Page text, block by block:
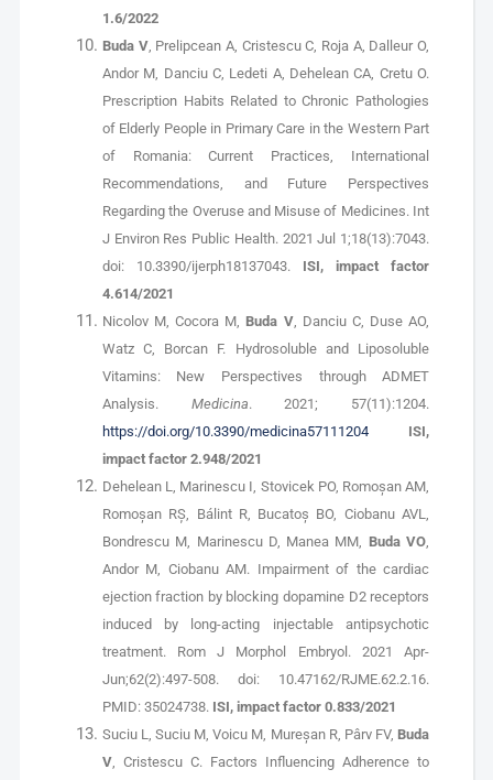
1.6/2022
Buda V, Prelipcean A, Cristescu C, Roja A, Dalleur O,
Andor M, Danciu C, Ledeti A, Dehelean CA, Cretu O.
Prescription Habits Related to Chronic Pathologies
of Elderly People in Primary Care in the Western Part
of Romania: Current Practices, International
Recommendations, and Future Perspectives
Regarding the Overuse and Misuse of Medicines. Int
J Environ Res Public Health. 2021 Jul 1;18(13):7043.
doi: 10.3390/ijerph18137043. ISI, impact factor
4.614/2021
Nicolov M, Cocora M, Buda V, Danciu C, Duse AO,
Watz C, Borcan F. Hydrosoluble and Liposoluble
Vitamins: New Perspectives through ADMET
Analysis. Medicina. 2021; 57(11):1204.
https://doi.org/10.3390/medicina57111204
ISI,
impact factor 2.948/2021
Dehelean L, Marinescu I, Stovicek PO, Romoşan AM,
Romoşan RŞ, Bálint R, Bucatoş BO, Ciobanu AVL,
Bondrescu M, Marinescu D, Manea MM, Buda VO,
Andor M, Ciobanu AM. Impairment of the cardiac
ejection fraction by blocking dopamine D2 receptors
induced by long-acting injectable antipsychotic
treatment. Rom J Morphol Embryol. 2021 Apr-
Jun;62(2):497-508. doi: 10.47162/RJME.62.2.16.
PMID: 35024738. ISI, impact factor 0.833/2021
Suciu L, Suciu M, Voicu M, Mureșan R, Pârv FV, Buda
V, Cristescu C. Factors Influencing Adherence to